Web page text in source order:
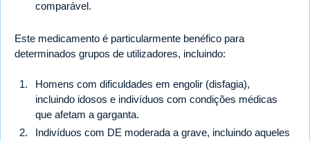
comparável.
Este medicamento é particularmente benéfico para
determinados grupos de utilizadores, incluindo:
Homens com dificuldades em engolir (disfagia),
incluindo idosos e indivíduos com condições médicas
que afetam a garganta.
Indivíduos com DE moderada a grave, incluindo aqueles